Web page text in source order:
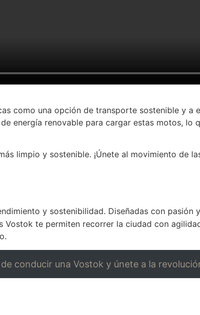
como una opción de transporte sostenible y a
energía renovable para cargar estas motos,
limpio y sostenible. ¡Únete al movimiento de
y sostenibilidad. Diseñadas con
te permiten recorrer la ciudad con
conducir una Vostok y únete a la